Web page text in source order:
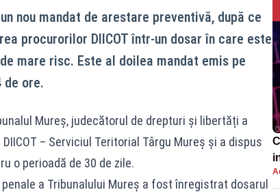
nou mandat de arestare preventivă, după ce
procurorilor DIICOT într-un dosar în care este
mare risc. Este al doilea mandat emis pe
de ore.
Mureș, judecătorul de drepturi și libertăți a
– Serviciul Teritorial Târgu Mureș și a dispus
o perioadă de 30 de zile.
a Tribunalului Mureş a fost înregistrat dosarul